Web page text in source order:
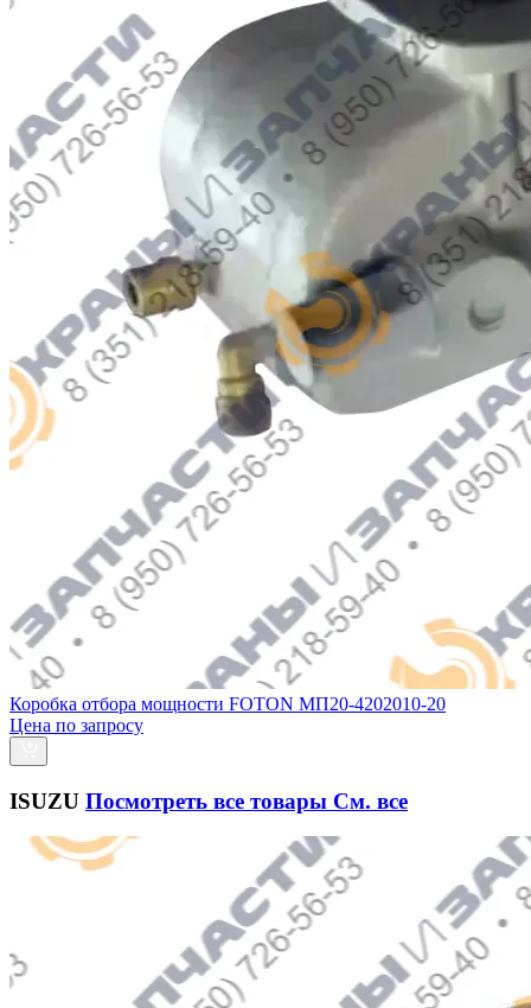
Коробка отбора мощности FOTON МП20-4202010-20
Цена по запросу
ISUZU Посмотреть все товары См. все